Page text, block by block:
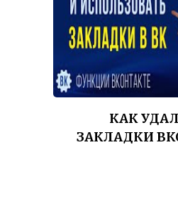
КАК
ЗАКЛАДКИ